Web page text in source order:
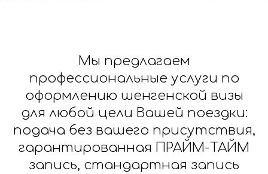
Мы предлагаем
профессиональные услуги по
оформлению шенгенской визы
для любой цели Вашей поездки:
подача без вашего присутствия,
гарантированная ПРАЙМ-ТАЙМ
запись, стандартная запись